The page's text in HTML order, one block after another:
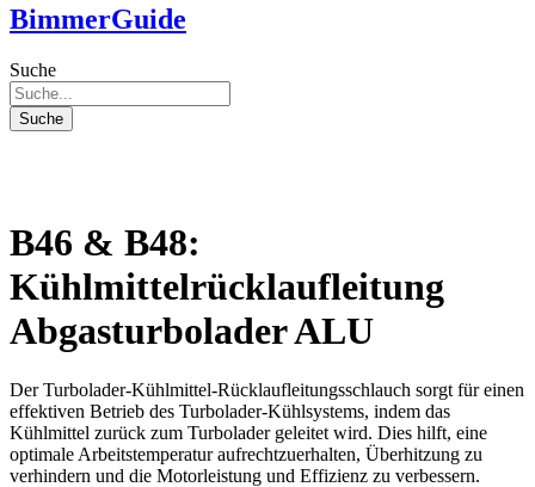
BimmerGuide
Suche
Suche
B46 & B48:
Kühlmittelrücklaufleitung
Abgasturbolader ALU
Der Turbolader-Kühlmittel-Rücklaufleitungsschlauch sorgt für einen
effektiven Betrieb des Turbolader-Kühlsystems, indem das
Kühlmittel zurück zum Turbolader geleitet wird. Dies hilft, eine
optimale Arbeitstemperatur aufrechtzuerhalten, Überhitzung zu
verhindern und die Motorleistung und Effizienz zu verbessern.